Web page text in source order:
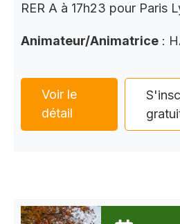
RER A à 17h23 pour Paris
Animateur/Animatrice :
Voir le
détail